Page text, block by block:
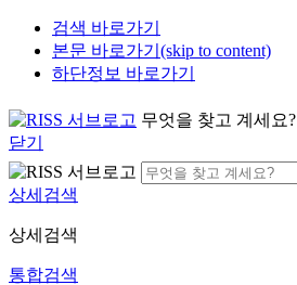
검색 바로가기
본문 바로가기(skip to content)
하단정보 바로가기
무엇을 찾고 계세요?
닫기
상세검색
상세검색
통합검색